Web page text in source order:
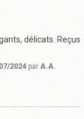
délicats. Reçus
2024 par A.A.